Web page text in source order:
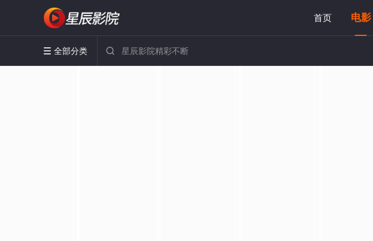
首页 电影
 全部分类 